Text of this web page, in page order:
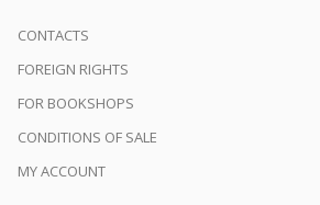
CONTACTS
FOREIGN RIGHTS
FOR BOOKSHOPS
CONDITIONS OF SALE
MY ACCOUNT